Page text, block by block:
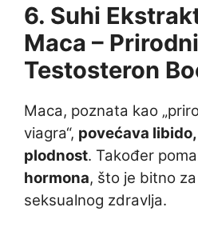
6. Suhi
Maca – Prirodni
Testosteron
Maca, poznata kao
viagra“, povećava
plodnost. Također
hormona, što je bitno
seksualnog zdravlja.